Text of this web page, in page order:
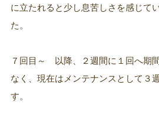
に立たれると少し息苦しさを感じて
た。
７回目～ 以降、２週間に１回へ期
なく、現在はメンテナンスとして３
す。